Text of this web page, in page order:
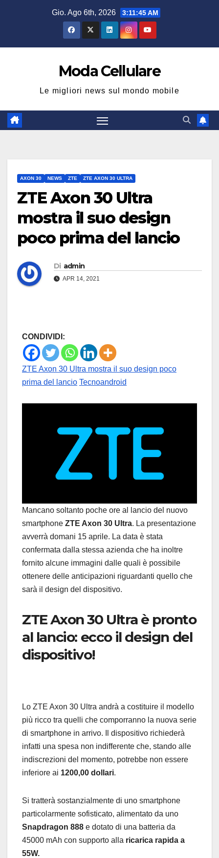
Gio. Ago 6th, 2026 3:11:45 AM
Moda Cellulare
Le migliori news sul mondo mobile
AXON 30 NEWS ZTE ZTE AXON 30 ULTRA
ZTE Axon 30 Ultra
mostra il suo design
poco prima del lancio
Di admin
APR 14, 2021
CONDIVIDI:
ZTE Axon 30 Ultra mostra il suo design poco
prima del lancio Tecnoandroid
Mancano soltanto poche ore al lancio del nuovo
smartphone ZTE Axon 30 Ultra. La presentazione
avverrà domani 15 aprile. La data è stata
confermata dalla stessa azienda che ha inoltre
fornito alcune immagini dalle quali è possibile
ottenere delle anticipazioni riguardanti quello che
sarà il design del dispositivo.
ZTE Axon 30 Ultra è pronto
al lancio: ecco il design del
dispositivo!
Lo ZTE Axon 30 Ultra andrà a costituire il modello
più ricco tra quelli che comporranno la nuova serie
di smartphone in arrivo. Il dispositivo richiederà
infatti una spesa non indifferente che, stando alle
indiscrezioni del momento, potrebbe non essere
inferiore ai 1200,00 dollari.
Si tratterà sostanzialmente di uno smartphone
particolarmente sofisticato, alimentato da uno
Snapdragon 888 e dotato di una batteria da
45000 mAh con supporto alla ricarica rapida a
55W.